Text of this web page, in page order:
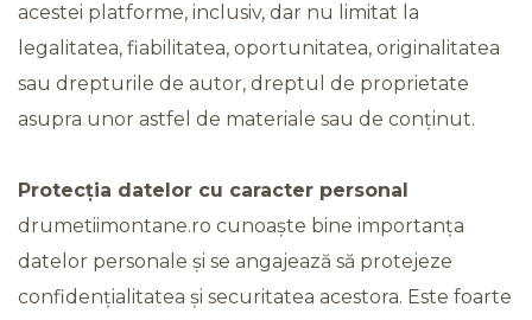
acestei platforme, inclusiv, dar nu limitat la
legalitatea, fiabilitatea, oportunitatea, originalitatea
sau drepturile de autor, dreptul de proprietate
asupra unor astfel de materiale sau de conținut.
Protecția datelor cu caracter personal
drumetiimontane.ro cunoaște bine importanța
datelor personale și se angajează să protejeze
confidențialitatea și securitatea acestora. Este foarte